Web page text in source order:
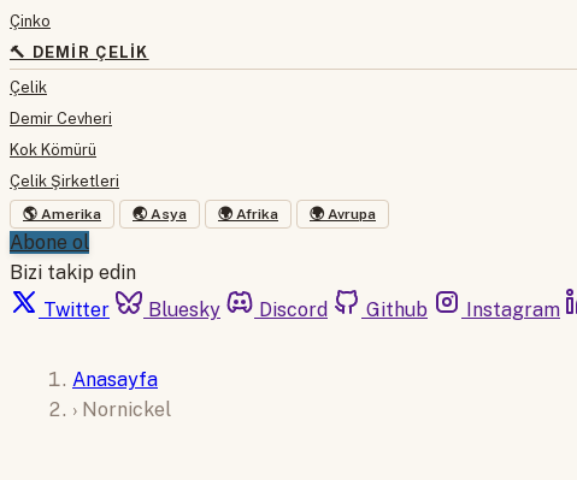
Çinko
🔨 DEMIR ÇELIK
Çelik
Demir Cevheri
Kok Kömürü
Çelik Şirketleri
🌎 Amerika 🌏 Asya 🌍 Afrika 🌍 Avrupa
Abone ol
Bizi takip edin
Twitter
Bluesky Discord Github Instagram
Anasayfa
› Nornickel